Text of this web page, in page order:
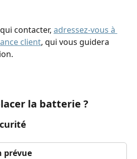
contacter, adressez-vous à
client, qui vous guidera
la batterie ?
prévue